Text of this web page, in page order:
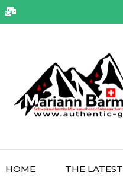
HOME THE LATEST